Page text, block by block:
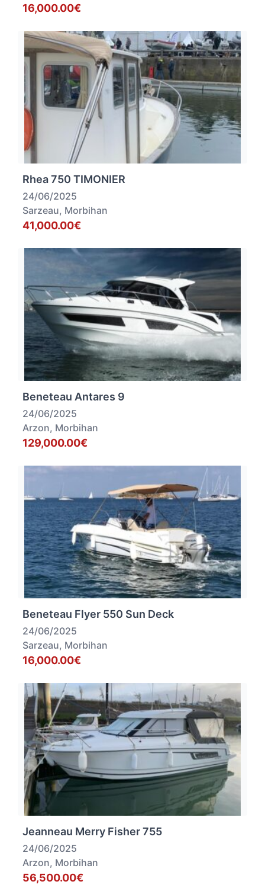
16,000.00€
Rhea 750 TIMONIER
24/06/2025
Sarzeau, Morbihan
41,000.00€
Beneteau Antares 9
24/06/2025
Arzon, Morbihan
129,000.00€
Beneteau Flyer 550 Sun Deck
24/06/2025
Sarzeau, Morbihan
16,000.00€
Jeanneau Merry Fisher 755
24/06/2025
Arzon, Morbihan
56,500.00€